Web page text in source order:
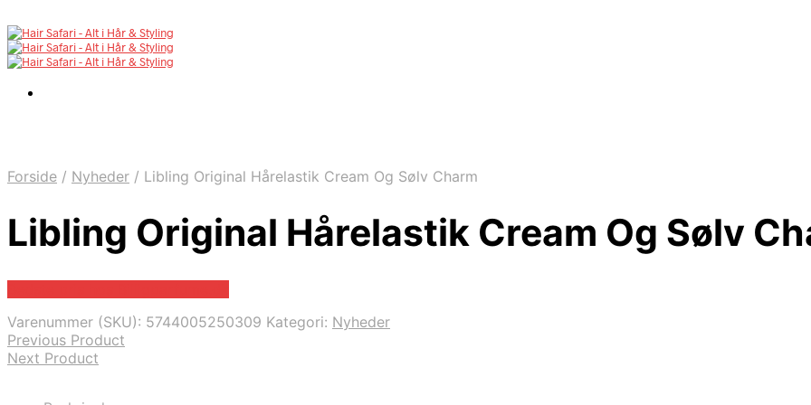
Forside / Nyheder / Libling Original Hårelastik Cream Og Sølv Charm
Libling Original Hårelastik Cream Og Sølv
Varenummer (SKU): 5744005250309 Kategori: Nyheder
Previous Product
Next Product